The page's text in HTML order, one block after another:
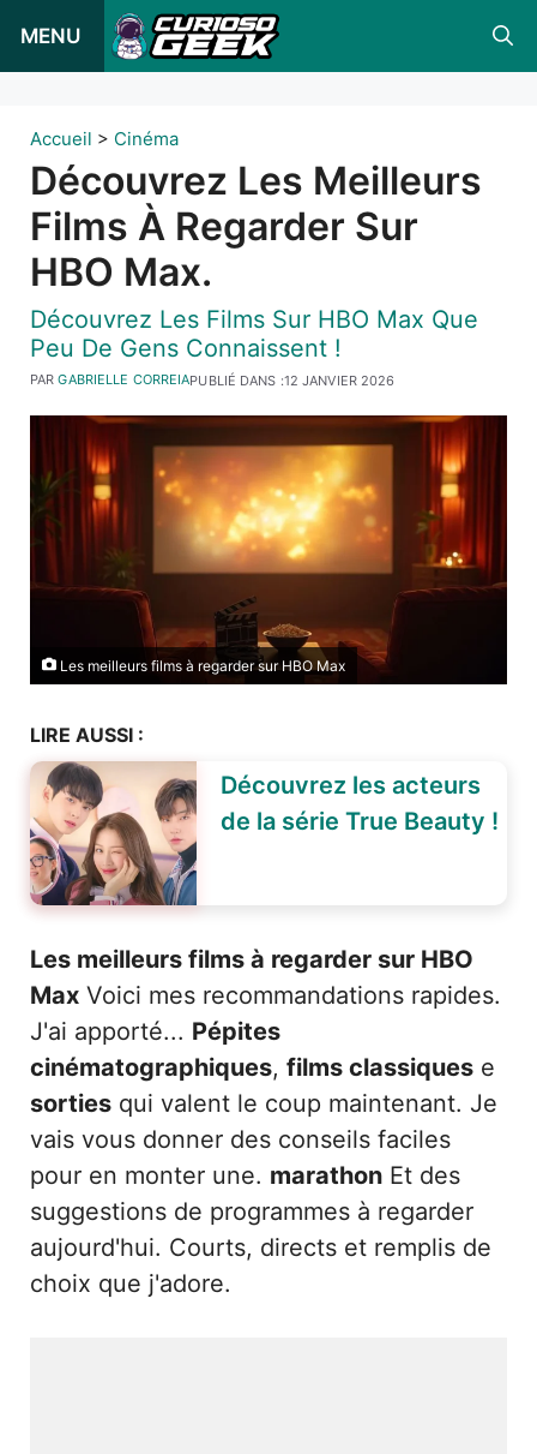
MENU
Accueil > Cinéma
Découvrez Les Meilleurs
Films À Regarder Sur
HBO Max.
Découvrez Les Films Sur HBO Max Que
Peu De Gens Connaissent !
PUBLIÉ DANS :12 JANVIER 2026
PARGABRIELLE CORREIA
Les meilleurs films à regarder sur HBO Max
LIRE AUSSI :
Découvrez les acteurs
de la série True Beauty !
Les meilleurs films à regarder sur HBO
Max Voici mes recommandations rapides.
J'ai apporté... Pépites
cinématographiques, films classiques e
sorties qui valent le coup maintenant. Je
vais vous donner des conseils faciles
pour en monter une. marathon Et des
suggestions de programmes à regarder
aujourd'hui. Courts, directs et remplis de
choix que j'adore.